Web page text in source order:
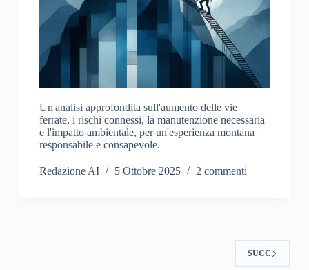
Un'analisi approfondita sull'aumento delle vie
ferrate, i rischi connessi, la manutenzione necessaria
e l'impatto ambientale, per un'esperienza montana
responsabile e consapevole.
Redazione AI 5 Ottobre 2025 2 commenti
SUCC